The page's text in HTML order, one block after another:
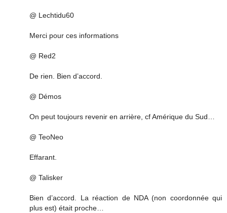
@ Lechtidu60
Merci pour ces informations
@ Red2
De rien. Bien d’accord.
@ Démos
On peut toujours revenir en arrière, cf Amérique du Sud…
@ TeoNeo
Effarant.
@ Talisker
Bien d’accord. La réaction de NDA (non coordonnée qui
plus est) était proche…